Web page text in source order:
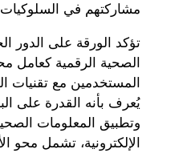
مشاركتهم في السلوكيات
تؤكد الورقة على الدور
الصحية الرقمية كعامل
المستخدمين مع تقنيات
يُعرف بأنه القدرة على
وتطبيق المعلومات
الإلكترونية، تشمل محو